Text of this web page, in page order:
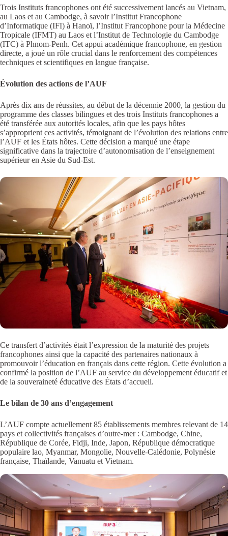
Trois Instituts francophones ont été successivement lancés au Vietnam,
au Laos et au Cambodge, à savoir l’Institut Francophone
d’Informatique (IFI) à Hanoï, l’Institut Francophone pour la Médecine
Tropicale (IFMT) au Laos et l’Institut de Technologie du Cambodge
(ITC) à Phnom-Penh. Cet appui académique francophone, en gestion
directe, a joué un rôle crucial dans le renforcement des compétences
techniques et scientifiques en langue française.
Évolution des actions de l’AUF
Après dix ans de réussites, au début de la décennie 2000, la gestion du
programme des classes bilingues et des trois Instituts francophones a
été transférée aux autorités locales, afin que les pays hôtes
s’approprient ces activités, témoignant de l’évolution des relations entre
l’AUF et les États hôtes. Cette décision a marqué une étape
significative dans la trajectoire d’autonomisation de l’enseignement
supérieur en Asie du Sud-Est.
Ce transfert d’activités était l’expression de la maturité des projets
francophones ainsi que la capacité des partenaires nationaux à
promouvoir l’éducation en français dans cette région. Cette évolution a
confirmé la position de l’AUF au service du développement éducatif et
de la souveraineté éducative des États d’accueil.
Le bilan de 30 ans d’engagement
L’AUF compte actuellement 85 établissements membres relevant de 14
pays et collectivités françaises d’outre-mer : Cambodge, Chine,
République de Corée, Fidji, Inde, Japon, République démocratique
populaire lao, Myanmar, Mongolie, Nouvelle-Calédonie, Polynésie
française, Thaïlande, Vanuatu et Vietnam.